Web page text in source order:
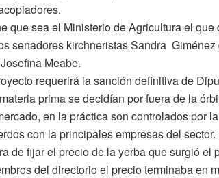
que sea el Ministerio de Agricultura el que
senadores kirchneristas Sandra
Meabe.
requerirá la sanción definitiva de
prima se decidían por fuera de la
en la práctica son controlados por
con la principales empresas del
de fijar el precio de la yerba que surgió el
del directorio el precio terminaba en